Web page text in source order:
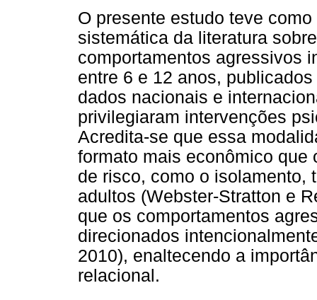
O presente estudo teve
sistemática da literatura
comportamentos agressivos
entre 6 e 12 anos,
dados nacionais e
privilegiaram intervenções
Acredita-se que essa
formato mais econômico
de risco, como o isolamento,
adultos (Webster-Stratton e
que os comportamentos
direcionados
2010), enaltecendo a
relacional.